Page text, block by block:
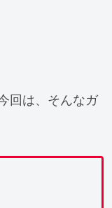
回は、そんなガ